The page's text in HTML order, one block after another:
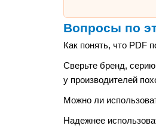
Вопросы по
Как понять, что PDF
Сверьте бренд,
у производителей
Можно ли
Надежнее